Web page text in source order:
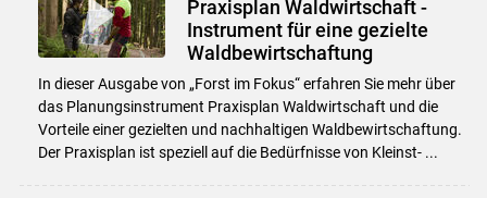
Praxisplan Waldwirtschaft -
Instrument für eine gezielte
Waldbewirtschaftung
In dieser Ausgabe von „Forst im Fokus“ erfahren Sie mehr über
das Planungsinstrument Praxisplan Waldwirtschaft und die
Vorteile einer gezielten und nachhaltigen Waldbewirtschaftung.
Der Praxisplan ist speziell auf die Bedürfnisse von Kleinst- ...